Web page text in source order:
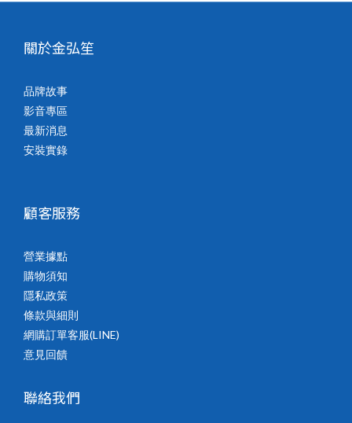
關於金弘笙
品牌故事
影音專區
最新消息
安裝實錄
顧客服務
營業據點
購物須知
隱私政策
條款與細則
網購訂單客服(LINE)
意見回饋
聯絡我們